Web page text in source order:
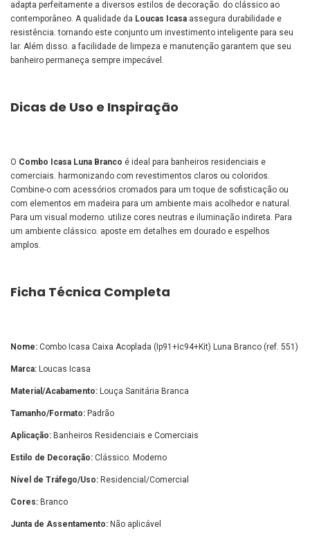
adapta perfeitamente a diversos estilos de decoração. do clássico ao
contemporâneo. A qualidade da Loucas Icasa assegura durabilidade e
resistência. tornando este conjunto um investimento inteligente para seu
lar. Além disso. a facilidade de limpeza e manutenção garantem que seu
banheiro permaneça sempre impecável.
Dicas de Uso e Inspiração
O Combo Icasa Luna Branco é ideal para banheiros residenciais e
comerciais. harmonizando com revestimentos claros ou coloridos.
Combine-o com acessórios cromados para um toque de sofisticação ou
com elementos em madeira para um ambiente mais acolhedor e natural.
Para um visual moderno. utilize cores neutras e iluminação indireta. Para
um ambiente clássico. aposte em detalhes em dourado e espelhos
amplos.
Ficha Técnica Completa
Nome: Combo Icasa Caixa Acoplada (Ip91+Ic94+Kit) Luna Branco (ref. 551)
Marca: Loucas Icasa
Material/Acabamento: Louça Sanitária Branca
Tamanho/Formato: Padrão
Aplicação: Banheiros Residenciais e Comerciais
Estilo de Decoração: Clássico. Moderno
Nível de Tráfego/Uso: Residencial/Comercial
Cores: Branco
Junta de Assentamento: Não aplicável